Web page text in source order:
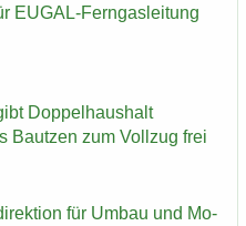
EUGAL-​Ferngasleitung
Dop­pel­haus­halt
Baut­zen zum Voll­zug frei
für Umbau und Mo­